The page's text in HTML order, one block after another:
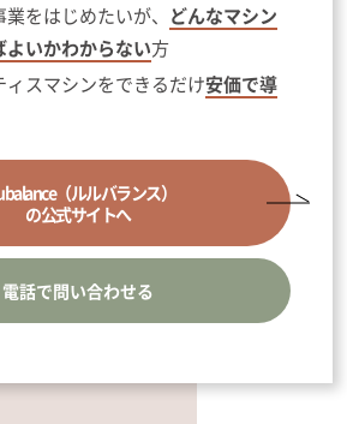
をはじめたいが、 どんなマシン
よいかわからない方
ィスマシンをできるだけ安価で導
（ルルバランス）
の公式サイトへ
電話で問い合わせる